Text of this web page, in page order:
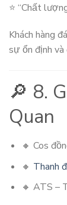
⭐ “Chất
Khách hàng
sự ổn định và
🔎 8.
Quan
🔸 Cos
🔸 Thanh
🔸 ATS –